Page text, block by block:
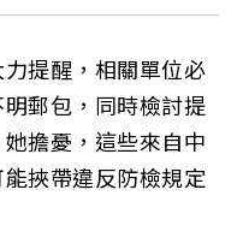
提醒，相關單位必
郵包，同時檢討提
擔憂，這些來自中
挾帶違反防檢規定